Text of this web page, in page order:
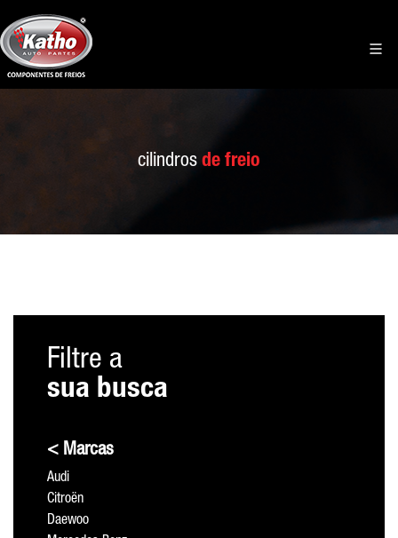
cilindros de freio
Filtre a
sua busca
< Marcas
Audi
Citroën
Daewoo